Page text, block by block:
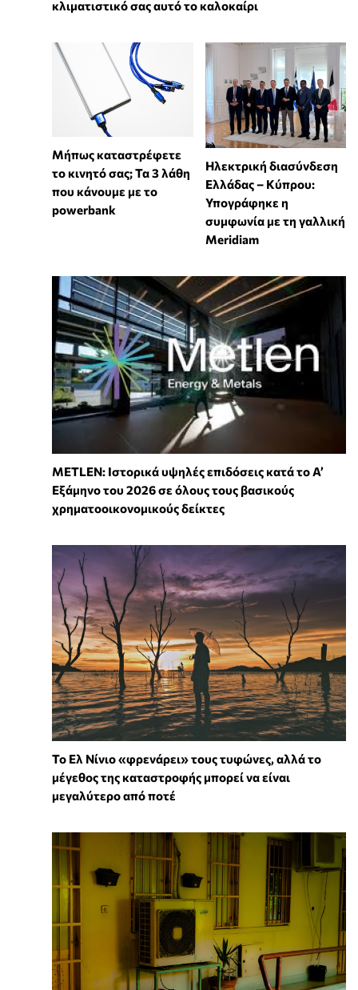
κλιματιστικό σας αυτό το καλοκαίρι
Μήπως καταστρέφετε
το κινητό σας; Τα 3 λάθη
που κάνουμε με το
powerbank
Ηλεκτρική διασύνδεση
Ελλάδας – Κύπρου:
Υπογράφηκε η
συμφωνία με τη γαλλική
Meridiam
METLEN: Ιστορικά υψηλές επιδόσεις κατά το Α’
Εξάμηνο του 2026 σε όλους τους βασικούς
χρηματοοικονομικούς δείκτες
Το Ελ Νίνιο «φρενάρει» τους τυφώνες, αλλά το
μέγεθος της καταστροφής μπορεί να είναι
μεγαλύτερο από ποτέ